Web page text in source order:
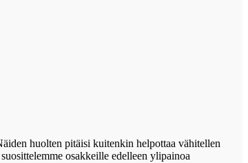
huolten pitäisi kuitenkin helpottaa vähitellen
osakkeille edelleen ylipainoa